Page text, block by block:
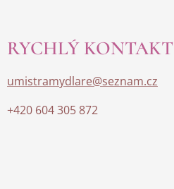
RYCHLÝ KONTAKT
umistramydlare@seznam.cz
+420 604 305 872